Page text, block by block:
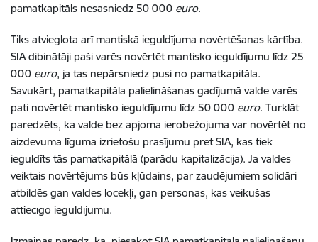
pamatkapitāls nesasniedz 50 000 euro.
Tiks atvieglota arī mantiskā ieguldījuma novērtēšanas kārtība.
SIA dibinātāji paši varēs novērtēt mantisko ieguldījumu līdz 25
000 euro, ja tas nepārsniedz pusi no pamatkapitāla.
Savukārt, pamatkapitāla palielināšanas gadījumā valde varēs
pati novērtēt mantisko ieguldījumu līdz 50 000 euro. Turklāt
paredzēts, ka valde bez apjoma ierobežojuma var novērtēt no
aizdevuma līguma izrietošu prasījumu pret SIA, kas tiek
ieguldīts tās pamatkapitālā (parādu kapitalizācija). Ja valdes
veiktais novērtējums būs kļūdains, par zaudējumiem solidāri
atbildēs gan valdes locekļi, gan personas, kas veikušas
attiecīgo ieguldījumu.